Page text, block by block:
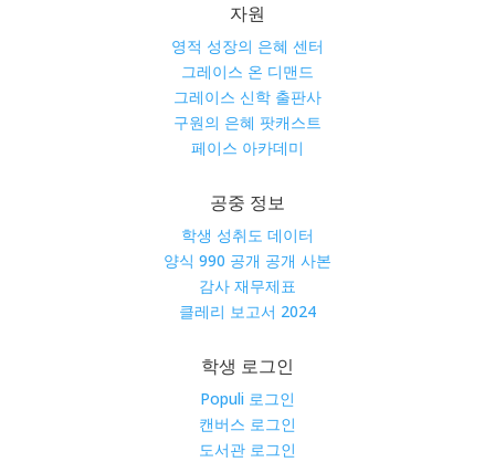
자원
영적 성장의 은혜 센터
그레이스 온 디맨드
그레이스 신학 출판사
구원의 은혜 팟캐스트
페이스 아카데미
공중 정보
학생 성취도 데이터
양식 990 공개 공개 사본
감사 재무제표
클레리 보고서 2024
학생 로그인
Populi 로그인
캔버스 로그인
도서관 로그인